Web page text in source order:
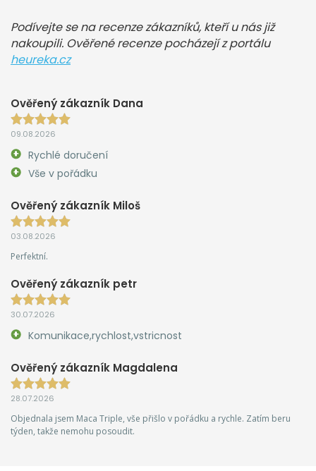
Podívejte se na recenze zákazníků, kteří u nás již
nakoupili. Ověřené recenze pocházejí z portálu
heureka.cz
Ověřený zákazník Dana
09.08.2026
Rychlé doručení
Vše v pořádku
Ověřený zákazník Miloš
03.08.2026
Perfektní.
Ověřený zákazník petr
30.07.2026
Komunikace,rychlost,vstricnost
Ověřený zákazník Magdalena
28.07.2026
Objednala jsem Maca Triple, vše přišlo v pořádku a rychle. Zatím beru
týden, takže nemohu posoudit.